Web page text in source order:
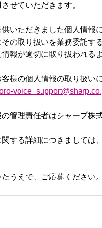
せていただきます。
供いただきました個人情報
の取り扱いを業務委託す
報が適切に取り扱われる
客様の個人情報の取り扱い
管理責任者はシャープ株
する詳細につきましては
うえで、ご応募ください。